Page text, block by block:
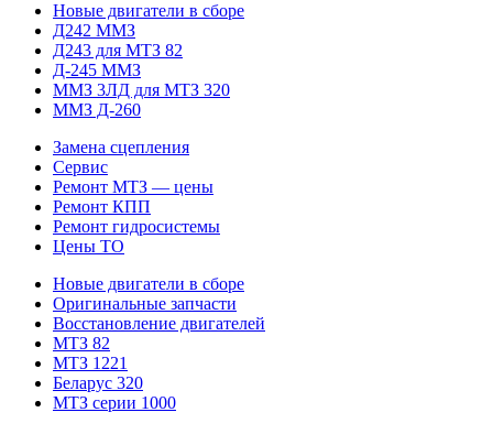
Новые двигатели в сборе
Д242 ММЗ
Д243 для МТЗ 82
Д-245 ММЗ
ММЗ 3ЛД для МТЗ 320
ММЗ Д-260
Замена сцепления
Сервис
Ремонт МТЗ — цены
Ремонт КПП
Ремонт гидросистемы
Цены ТО
Новые двигатели в сборе
Оригинальные запчасти
Восстановление двигателей
МТЗ 82
МТЗ 1221
Беларус 320
МТЗ серии 1000